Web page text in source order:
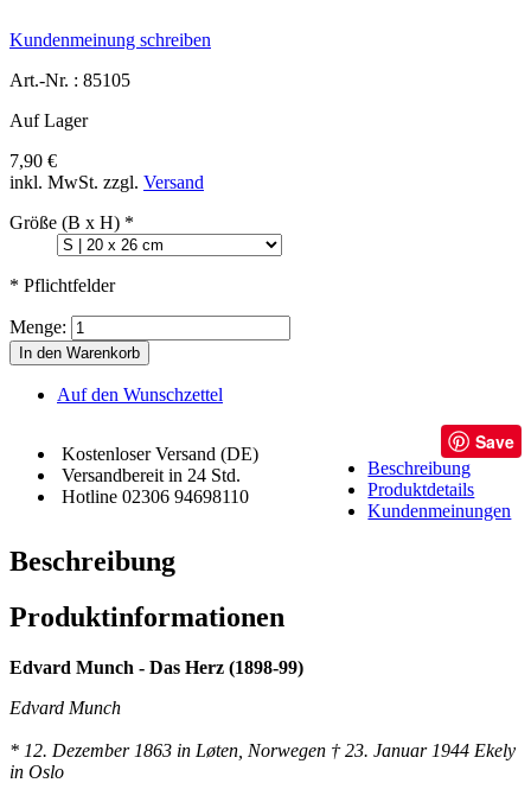
Kundenmeinung schreiben
Art.-Nr. : 85105
Auf Lager
7,90 €
inkl. MwSt. zzgl. Versand
Größe (B x H) *
* Pflichtfelder
Menge:
In den Warenkorb
Auf den Wunschzettel
Kostenloser Versand (DE)
Versandbereit in 24 Std.
Hotline 02306 94698110
Save
Beschreibung
Produktdetails
Kundenmeinungen
Beschreibung
Produktinformationen
Edvard Munch - Das Herz (1898-99)
Edvard Munch
* 12. Dezember 1863 in Løten, Norwegen † 23. Januar 1944 Ekely
in Oslo